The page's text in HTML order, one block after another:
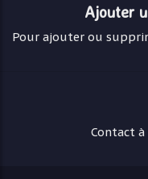
Ajouter
Pour ajouter ou
Contact